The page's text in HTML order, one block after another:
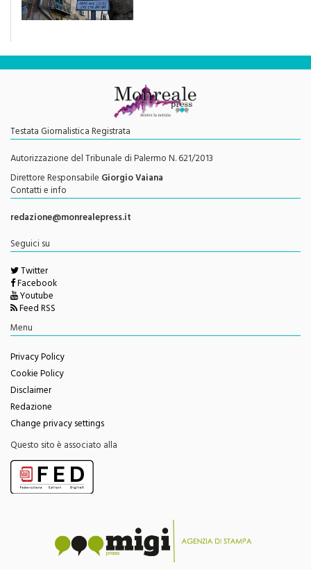
Testata Giornalistica Registrata
Autorizzazione del Tribunale di Palermo N. 621/2013
Direttore Responsabile Giorgio Vaiana
Contatti e info
redazione@monrealepress.it
Seguici su
Twitter
Facebook
Youtube
Feed RSS
Menu
Privacy Policy
Cookie Policy
Disclaimer
Redazione
Change privacy settings
Questo sito è associato alla